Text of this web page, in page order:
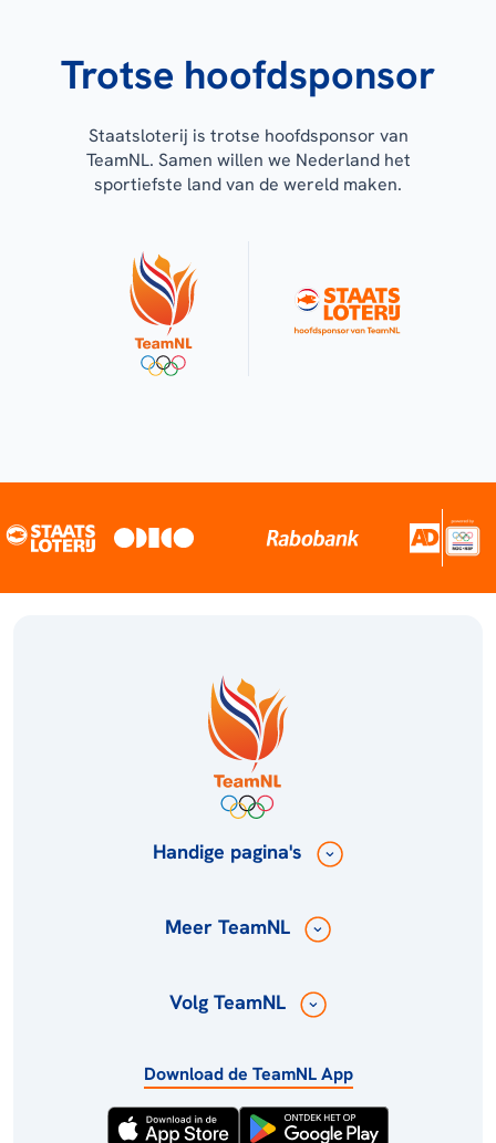
Trotse hoofdsponsor
Staatsloterij is trotse hoofdsponsor van
TeamNL. Samen willen we Nederland het
sportiefste land van de wereld maken.
Handige pagina's
Meer TeamNL
Volg TeamNL
Download de TeamNL App